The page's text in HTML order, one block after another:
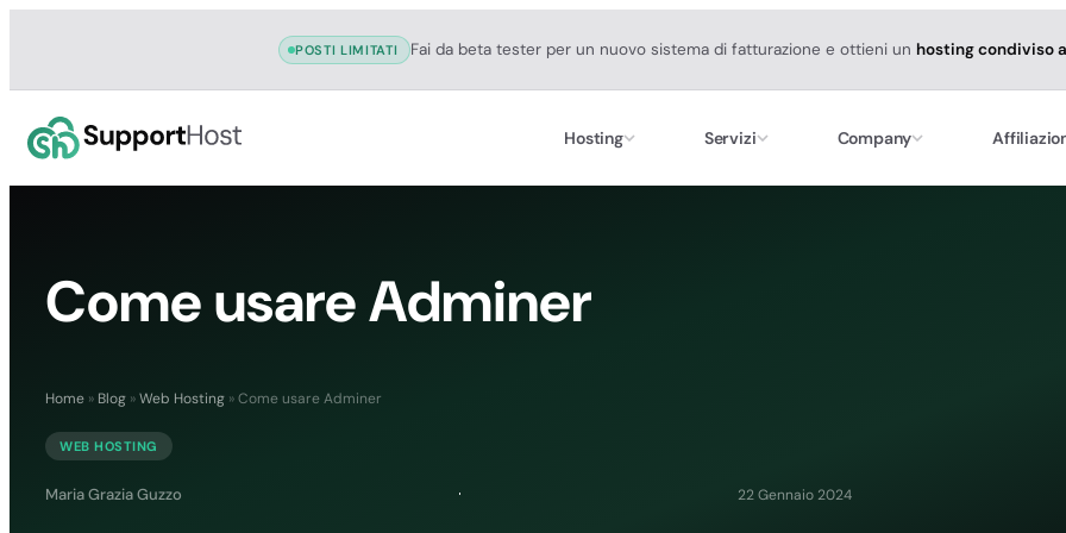
POSTI LIMITATI Fai da beta tester per un nuovo sistema di fatturazione e ottieni un hosting condiviso
Hosting Servizi Company
Come usare Adminer
Home » Blog »Web Hosting »Come usare Adminer
WEB HOSTING
Maria Grazia Guzzo 22 Gennaio 2024